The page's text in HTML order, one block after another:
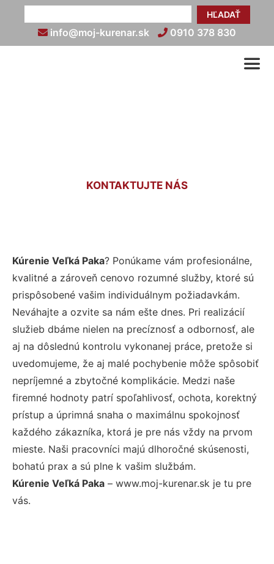
HĽADAŤ
info@moj-kurenar.sk 0910 378 830
KONTAKTUJTE NÁS
Kúrenie Veľká Paka? Ponúkame vám profesionálne,
kvalitné a zároveň cenovo rozumné služby, ktoré sú
prispôsobené vašim individuálnym požiadavkám.
Neváhajte a ozvite sa nám ešte dnes. Pri realizácií
služieb dbáme nielen na precíznosť a odbornosť, ale
aj na dôslednú kontrolu vykonanej práce, pretože si
uvedomujeme, že aj malé pochybenie môže spôsobiť
nepríjemné a zbytočné komplikácie. Medzi naše
firemné hodnoty patrí spoľahlivosť, ochota, korektný
prístup a úprimná snaha o maximálnu spokojnosť
každého zákazníka, ktorá je pre nás vždy na prvom
mieste. Naši pracovníci majú dlhoročné skúsenosti,
bohatú prax a sú plne k vašim službám.
Kúrenie Veľká Paka – www.moj-kurenar.sk je tu pre
vás.